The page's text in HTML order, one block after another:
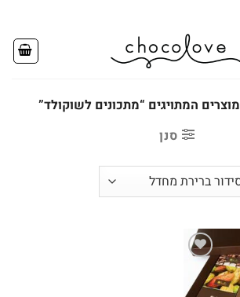
מוצרים המתויגים “מתכונים לשוקולד”
סנן
Add to
wishlist